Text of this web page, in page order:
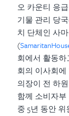
오 카운티 응
기물 관리 당
치 단체인 사
(
회에서 활동
회의 이사회
의장이 전 하
함께 소비자
중 5년 동안